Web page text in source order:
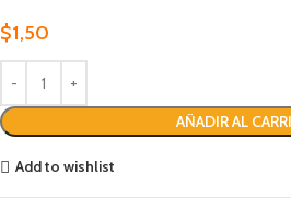
$1,50
AÑADIR AL
Add to wishlist